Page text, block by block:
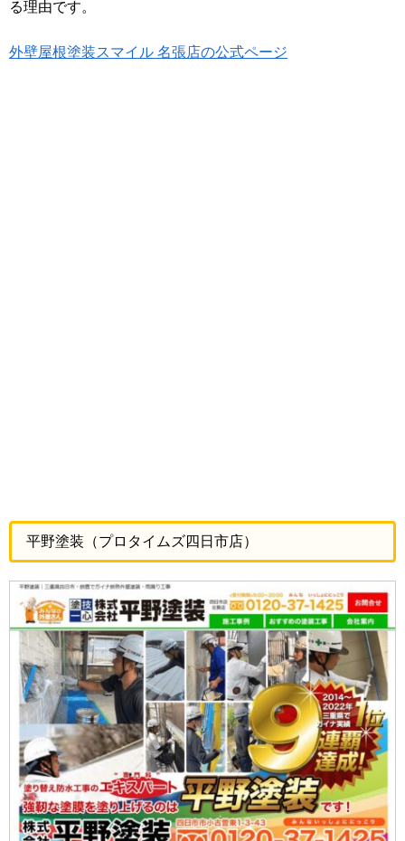
る理由です。
外壁屋根塗装スマイル 名張店の公式ページ
平野塗装（プロタイムズ四日市店）